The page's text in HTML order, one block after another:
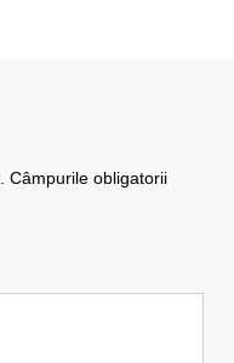
Câmpurile obligatorii